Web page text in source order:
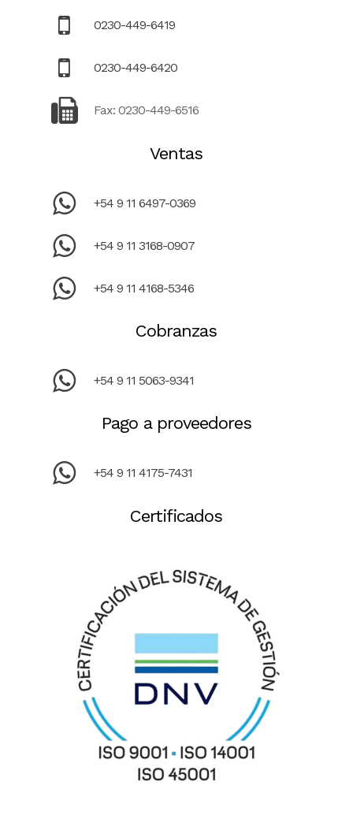
0230-449-6419
0230-449-6420
Fax: 0230-449-6516
Ventas
+54 9 11 6497-0369
+54 9 11 3168-0907
+54 9 11 4168-5346
Cobranzas
+54 9 11 5063-9341
Pago a proveedores
+54 9 11 4175-7431
Certificados